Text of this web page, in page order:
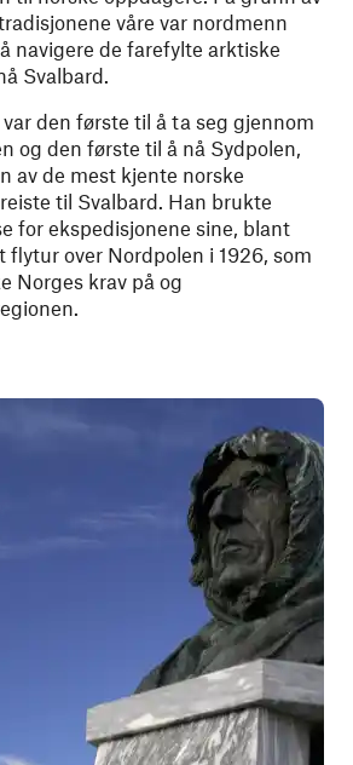
våre var nordmenn
navigere de farefylte arktiske
Svalbard.
den første til å ta seg gjennom
og den første til å nå Sydpolen,
av de mest kjente norske
til Svalbard. Han brukte
for ekspedisjonene sine, blant
flytur over Nordpolen i 1926, som
Norges krav på og